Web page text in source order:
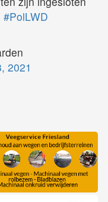
#PolLWD
2021